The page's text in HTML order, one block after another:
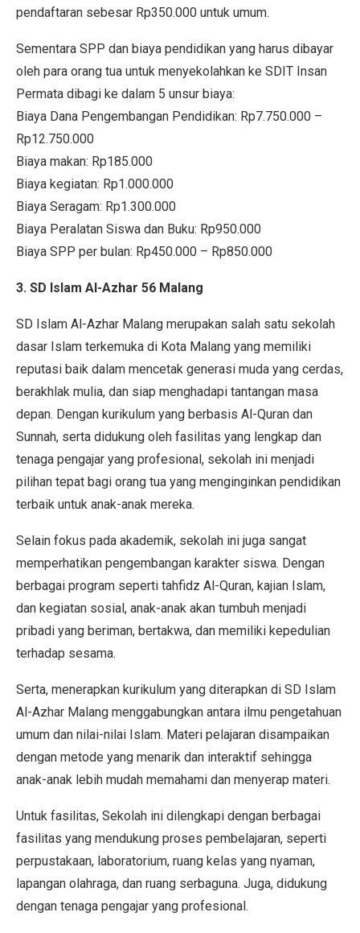
pendaftaran sebesar Rp350.000 untuk umum.
Sementara SPP dan biaya pendidikan yang harus dibayar
oleh para orang tua untuk menyekolahkan ke SDIT Insan
Permata dibagi ke dalam 5 unsur biaya:
Biaya Dana Pengembangan Pendidikan: Rp7.750.000 –
Rp12.750.000
Biaya makan: Rp185.000
Biaya kegiatan: Rp1.000.000
Biaya Seragam: Rp1.300.000
Biaya Peralatan Siswa dan Buku: Rp950.000
Biaya SPP per bulan: Rp450.000 – Rp850.000
3. SD Islam Al-Azhar 56 Malang
SD Islam Al-Azhar Malang merupakan salah satu sekolah
dasar Islam terkemuka di Kota Malang yang memiliki
reputasi baik dalam mencetak generasi muda yang cerdas,
berakhlak mulia, dan siap menghadapi tantangan masa
depan. Dengan kurikulum yang berbasis Al-Quran dan
Sunnah, serta didukung oleh fasilitas yang lengkap dan
tenaga pengajar yang profesional, sekolah ini menjadi
pilihan tepat bagi orang tua yang menginginkan pendidikan
terbaik untuk anak-anak mereka.
Selain fokus pada akademik, sekolah ini juga sangat
memperhatikan pengembangan karakter siswa. Dengan
berbagai program seperti tahfidz Al-Quran, kajian Islam,
dan kegiatan sosial, anak-anak akan tumbuh menjadi
pribadi yang beriman, bertakwa, dan memiliki kepedulian
terhadap sesama.
Serta, menerapkan kurikulum yang diterapkan di SD Islam
Al-Azhar Malang menggabungkan antara ilmu pengetahuan
umum dan nilai-nilai Islam. Materi pelajaran disampaikan
dengan metode yang menarik dan interaktif sehingga
anak-anak lebih mudah memahami dan menyerap materi.
Untuk fasilitas, Sekolah ini dilengkapi dengan berbagai
fasilitas yang mendukung proses pembelajaran, seperti
perpustakaan, laboratorium, ruang kelas yang nyaman,
lapangan olahraga, dan ruang serbaguna. Juga, didukung
dengan tenaga pengajar yang profesional.